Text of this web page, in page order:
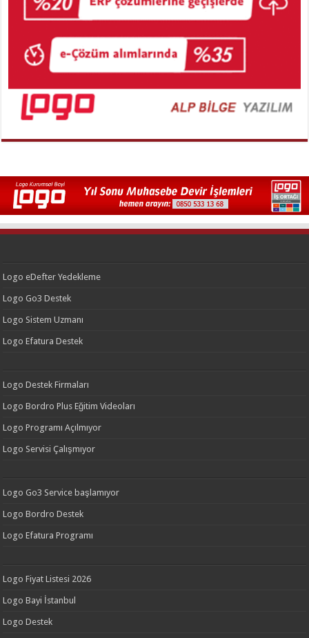
Logo eDefter Yedekleme
Logo Go3 Destek
Logo Sistem Uzmanı
Logo Efatura Destek
Logo Destek Firmaları
Logo Bordro Plus Eğitim Videoları
Logo Programı Açılmıyor
Logo Servisi Çalışmıyor
Logo Go3 Service başlamıyor
Logo Bordro Destek
Logo Efatura Programı
Logo Fiyat Listesi 2026
Logo Bayi İstanbul
Logo Destek